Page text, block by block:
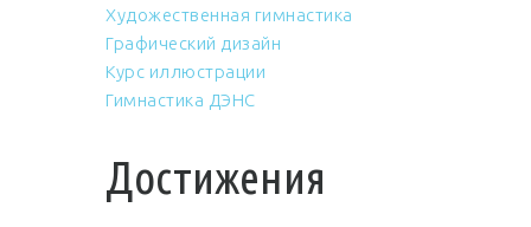
Художественная гимнастика
Графический дизайн
Курс иллюстрации
Гимнастика ДЭНС
Достижения